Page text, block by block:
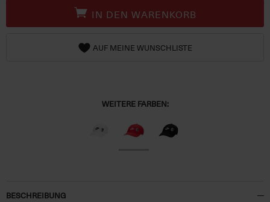
IN DEN WARENKORB
AUF MEINE WUNSCHLISTE
WEITERE FARBEN:
BESCHREIBUNG